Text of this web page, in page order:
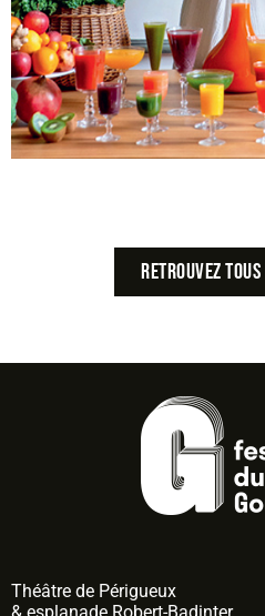
Retrouvez
Théâtre de Périgueux